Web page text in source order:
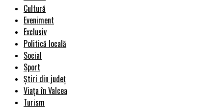
Cultură
Eveniment
Exclusiv
Politică locală
Social
Sport
Știri din județ
Viața în Valcea
Turism